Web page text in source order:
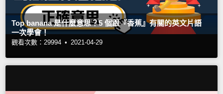
Top banana 是什麼意思？5 個跟『香蕉』有關的英文片語
一次學會！
觀看次數：29994 • 2021-04-29